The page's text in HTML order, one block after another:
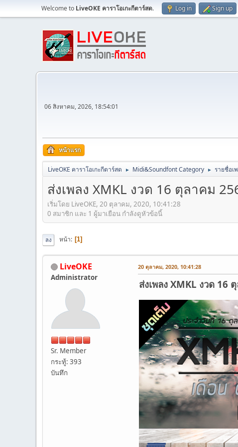
Welcome to LiveOKE คาราโอเกะกีตาร์สด. Log in Sign up
06 สิงหาคม, 2026, 18:54:01
หน้าแรก
LiveOKE คาราโอเกะกีตาร์สด ► Midi&Soundfont Category ► รายชื่อเ
ส่งเพลง XMKL งวด 16 ตุลาคม
เริ่มโดย LiveOKE, 20 ตุลาคม, 2020, 10:41:28
0 สมาชิก และ 1 ผู้มาเยือน กำลังดูหัวข้อนี้
ลง หน้า 1
LiveOKE
Administrator
Sr. Member
กระทู้: 393
บันทึก
20 ตุลาคม, 2020, 10:41:28
ส่งเพลง XMKL งวด 16